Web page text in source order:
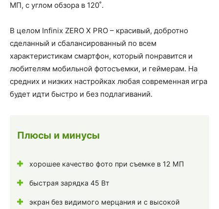
МП, с углом обзора в 120˚.
В целом Infinix ZERO X PRO – красивый, добротно
сделанный и сбалансированный по всем
характеристикам смартфон, который понравится и
любителям мобильной фотосъемки, и геймерам. На
средних и низких настройках любая современная игра
будет идти быстро и без подлагиваний.
Плюсы и минусы
хорошее качество фото при съемке в 12 МП
быстрая зарядка 45 Вт
экран без видимого мерцания и с высокой